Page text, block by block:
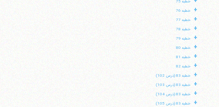
خطبه 75
+ خطبه 76
+ خطبه 77
+ خطبه 78
+ خطبه 79
+ خطبه 80
+ خطبه 81
+ خطبه 82
+ خطبه 83 (درس 102)
+ خطبه 83 (درس 103)
+ خطبه 83 (درس 104)
+ خطبه 83 (درس 105)